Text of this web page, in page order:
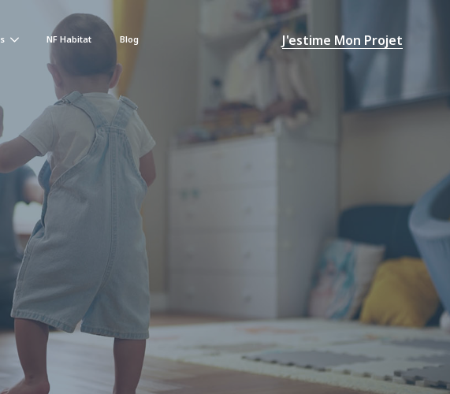
NF Habitat Blog J'estime Mon Projet